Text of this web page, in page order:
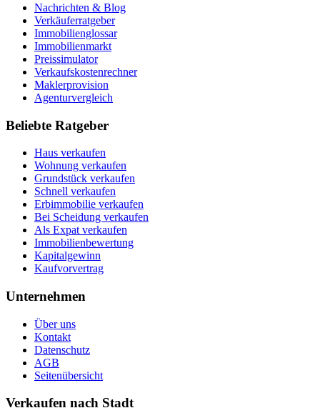
Nachrichten & Blog
Verkäuferratgeber
Immobilienglossar
Immobilienmarkt
Preissimulator
Verkaufskostenrechner
Maklerprovision
Agenturvergleich
Beliebte Ratgeber
Haus verkaufen
Wohnung verkaufen
Grundstück verkaufen
Schnell verkaufen
Erbimmobilie verkaufen
Bei Scheidung verkaufen
Als Expat verkaufen
Immobilienbewertung
Kapitalgewinn
Kaufvorvertrag
Unternehmen
Über uns
Kontakt
Datenschutz
AGB
Seitenübersicht
Verkaufen nach Stadt